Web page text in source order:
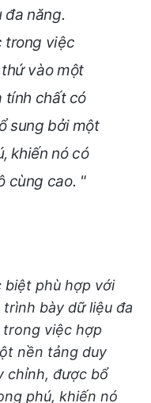
đa năng.
trong việc
vào một
tính chất có
sung bởi một
khiến nó có
cùng cao. "
biệt phù hợp với
bày dữ liệu đa
trong việc hợp
nền tảng duy
chỉnh, được bổ
phú, khiến nó